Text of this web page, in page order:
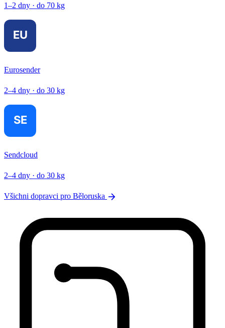
1–2 dny · do 70 kg
Eurosender
2–4 dny · do 30 kg
Sendcloud
2–4 dny · do 30 kg
Všichni dopravci pro Běloruska arrow_forward